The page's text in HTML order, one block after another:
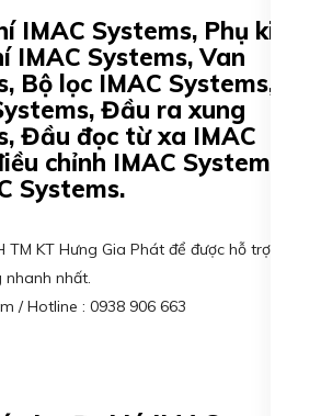
IMAC Systems, Phụ kiện
IMAC Systems, Van
Bộ lọc IMAC Systems, Bộ
Đầu ra xung
Đầu đọc từ xa IMAC
chỉnh IMAC Systems,
Systems.
TM KT Hưng Gia Phát để được hỗ trợ giá
nhất.
/ Hotline : 0938 906 663